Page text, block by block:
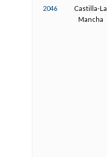
2046
Castilla-La
Mancha